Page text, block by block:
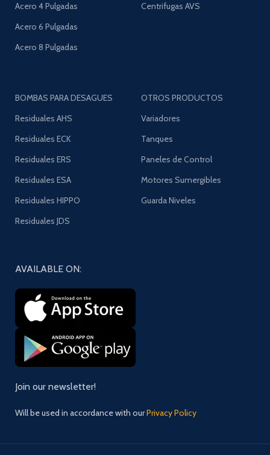
Acero 4 Pulgadas
Acero 6 Pulgadas
Acero 8 Pulgadas
Centrifugas AVS
BOMBAS PARA DESAGUES
Residuales AHS
Residuales ECK
Residuales ERS
Residuales ESA
Residuales HIPPO
Residuales JDS
OTROS PRODUCTOS
Variadores
Tanques
Paneles de Control
Motores Sumergibles
Guarda Niveles
AVAILABLE ON:
Join our newsletter!
Will be used in accordance with ourPrivacy Policy